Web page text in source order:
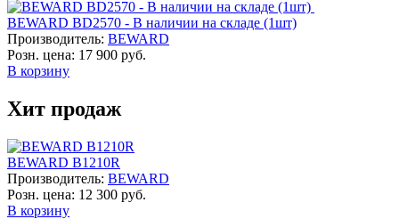
BEWARD BD2570 - В наличии на складе (1шт)
Производитель: BEWARD
Розн. цена: 17 900 руб.
В корзину
Хит продаж
BEWARD B1210R
Производитель: BEWARD
Розн. цена: 12 300 руб.
В корзину